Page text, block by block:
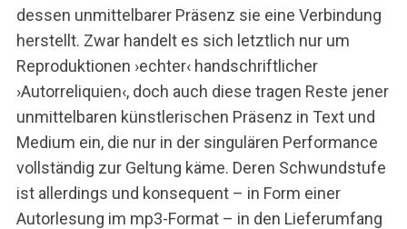
dessen unmittelbarer Präsenz sie eine Verbindung
herstellt. Zwar handelt es sich letztlich nur um
Reproduktionen ›echter‹ handschriftlicher
›Autorreliquien‹, doch auch diese tragen Reste jener
unmittelbaren künstlerischen Präsenz in Text und
Medium ein, die nur in der singulären Performance
vollständig zur Geltung käme. Deren Schwundstufe
ist allerdings und konsequent – in Form einer
Autorlesung im mp3-Format – in den Lieferumfang